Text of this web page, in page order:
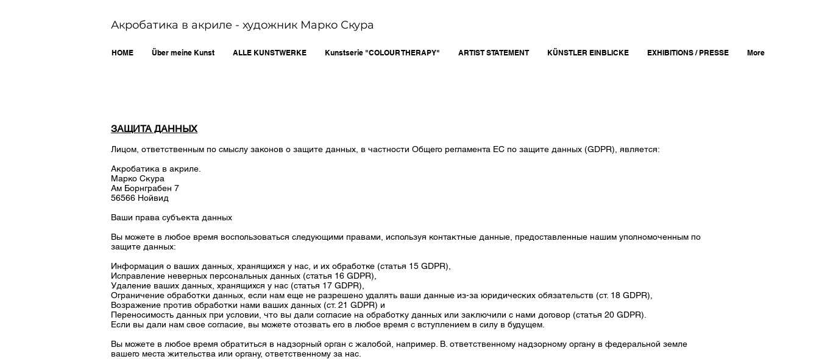
Акробатика в акриле - художник Марко Скура
HOME Über meine Kunst ALLE KUNSTWERKE Kunstserie "COLOUR THERAPY" ARTIST STATEMENT KÜNSTLER EINBLICKE EXHIBITIONS / PRESSE More
ЗАЩИТА ДАННЫХ
Лицом, ответственным по смыслу законов о защите данных, в частности Общего регламента ЕС по защите данных (GDPR), является:
Акробатика в акриле.
Марко Скура
Ам Борнграбен 7
56566 Нойвид
Ваши права субъекта данных
Вы можете в любое время воспользоваться следующими правами, используя контактные данные, предоставленные нашим уполномоченным по
защите данных:
Информация о ваших данных, хранящихся у нас, и их обработке (статья 15 GDPR),
Исправление неверных персональных данных (статья 16 GDPR),
Удаление ваших данных, хранящихся у нас (статья 17 GDPR),
Ограничение обработки данных, если нам еще не разрешено удалять ваши данные из-за юридических обязательств (ст. 18 GDPR),
Возражение против обработки нами ваших данных (ст. 21 GDPR) и
Переносимость данных при условии, что вы дали согласие на обработку данных или заключили с нами договор (статья 20 GDPR).
Если вы дали нам свое согласие, вы можете отозвать его в любое время с вступлением в силу в будущем.
Вы можете в любое время обратиться в надзорный орган с жалобой, например. B. ответственному надзорному органу в федеральной земле
вашего места жительства или органу, ответственному за нас.